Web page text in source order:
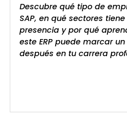
Descubre qué tipo de
SAP, en qué sectores
presencia y por qué
este ERP puede marcar
después en tu carrera